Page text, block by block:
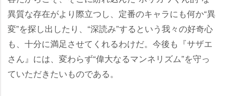
異質な存在がより際立つし、定番のキャラにも何か“異
変”を探し出したり、“深読み”するという我々の好奇心
も、十分に満足させてくれるわけだ。今後も『サザエ
さん』には、変わらず“偉大なるマンネリズム”を守っ
ていただきたいものである。